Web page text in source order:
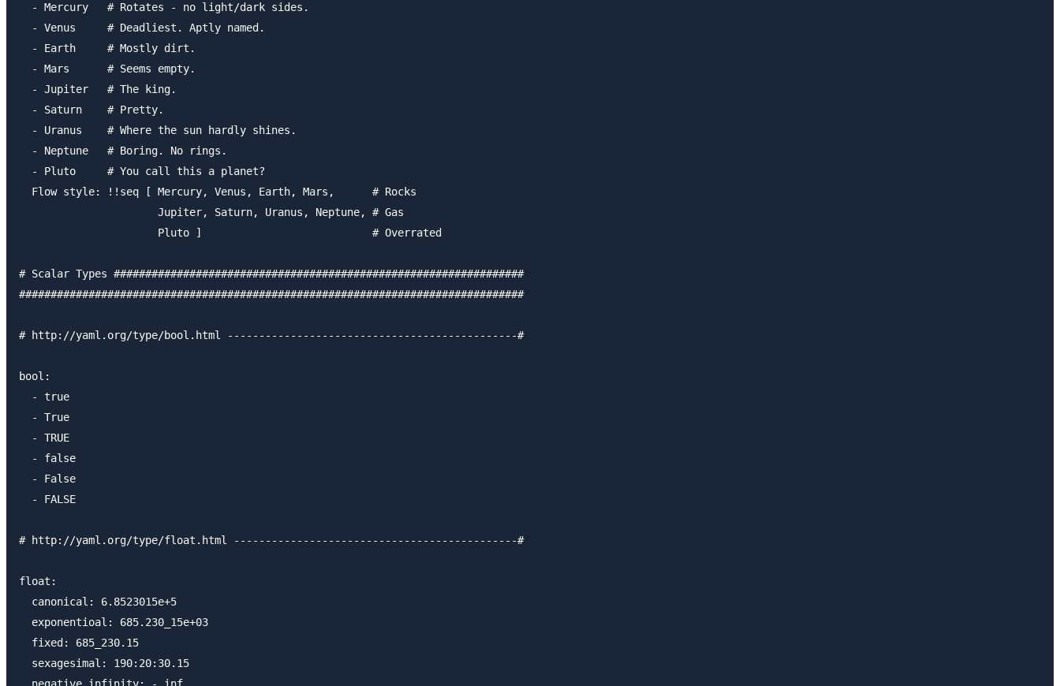
  - Mercury   # Rotates - no light/dark sides.
  - Venus     # Deadliest. Aptly named.
  - Earth     # Mostly dirt.
  - Mars      # Seems empty.
  - Jupiter   # The king.
  - Saturn    # Pretty.
  - Uranus    # Where the sun hardly shines.
  - Neptune   # Boring. No rings.
  - Pluto     # You call this a planet?
  Flow style: !!seq [ Mercury, Venus, Earth, Mars,      # Rocks
                      Jupiter, Saturn, Uranus, Neptune, # Gas
                      Pluto ]                           # Overrated
# Scalar Types #################################################################
################################################################################
# http://yaml.org/type/bool.html ----------------------------------------------#
bool:
  - true
  - True
  - TRUE
  - false
  - False
  - FALSE
# http://yaml.org/type/float.html ---------------------------------------------#
float:
  canonical: 6.8523015e+5
  exponentioal: 685.230_15e+03
  fixed: 685_230.15
  sexagesimal: 190:20:30.15